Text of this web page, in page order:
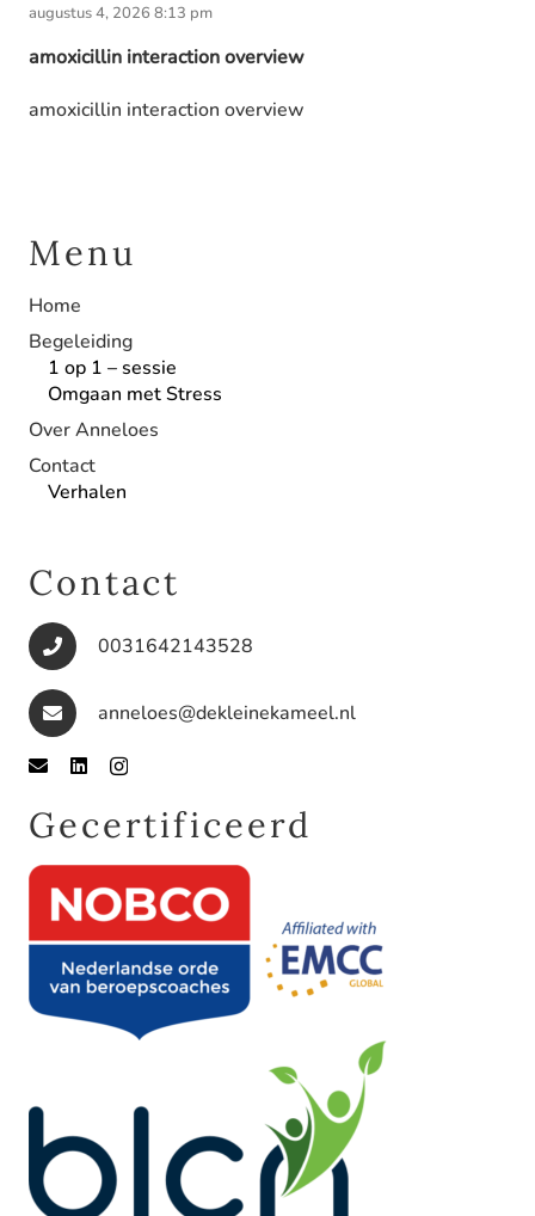
augustus 4, 2026 8:13 pm
amoxicillin interaction overview
amoxicillin interaction overview
Menu
Home
Begeleiding
1 op 1 – sessie
Omgaan met Stress
Over Anneloes
Contact
Verhalen
Contact
0031642143528
anneloes@dekleinekameel.nl
Gecertificeerd